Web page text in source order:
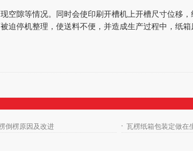
隙等情况。同时会使印刷开槽机上开槽尺寸位移，
停机整理，使送料不便，并造成生产过程中，纸箱
倒楞原因及改进
瓦楞纸箱包装定做在